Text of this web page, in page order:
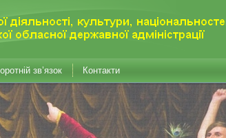
зв’язок Контакти